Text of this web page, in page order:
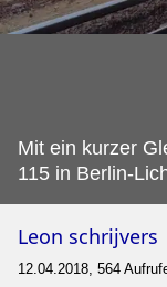
Mit ein kurzer
115 in Berlin-
Leon schrijvers
12.04.2018, 564